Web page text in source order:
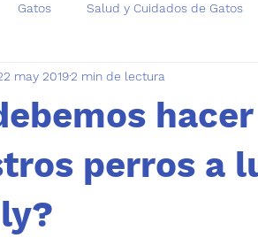
Gatos Salud y Cuidados de Gatos
perros a
may 20192 min de lectura